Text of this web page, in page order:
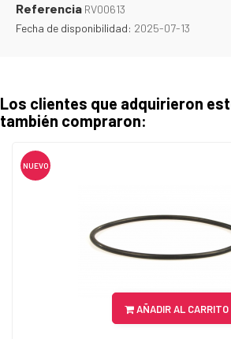
Referencia RV00613
Fecha de disponibilidad: 2025-07-13
Los clientes que adquirieron
también compraron:
NUEVO
AÑADIR AL CARRITO